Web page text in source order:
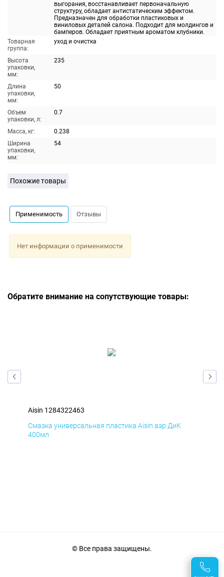
выгорания, восстанавливает первоначальную
структуру, обладает антистатическим эффектом.
Предназначен для обработки пластиковых и
виниловых деталей салона. Подходит для молдингов и
бамперов. Обладает приятным ароматом клубники.
Товарная
группа:
уход и очистка
Высота
упаковки,
мм:
235
Длина
упаковки,
мм:
50
Объем
упаковки, л:
0.7
Масса, кг:
0.238
Ширина
упаковки,
мм:
54
Похожие товары
Применимость Отзывы
Нет информации о применимости
Обратите внимание на сопутствующие товары:
Aisin 1284322463
Смазка универсальная пластика Aisin аэр ДиК
400мл
© Все права защищены.